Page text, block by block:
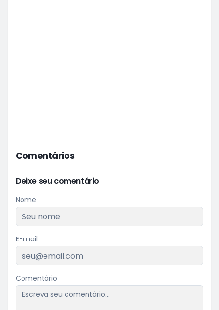
Comentários
Deixe seu comentário
Nome
E-mail
Comentário